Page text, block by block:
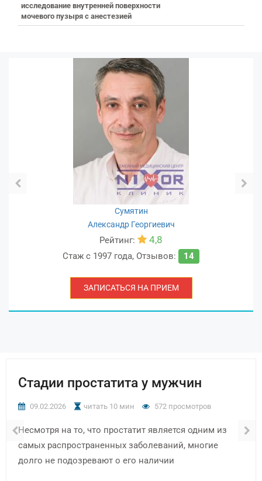
исследование внутренней поверхности
мочевого пузыря с анестезией
Сумятин
Александр Георгиевич
Рейтинг: 4,8
Стаж с 1997 года, Отзывов: 14
ЗАПИСАТЬСЯ НА ПРИЕМ
Стадии простатита у мужчин
09.02.2026 читать 10 мин 572 просмотров
Несмотря на то, что простатит является одним из
самых распространенных заболеваний, многие
долго не подозревают о его наличии